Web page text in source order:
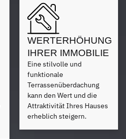
WERTERHÖHUNG
IHRER IMMOBILIE
Eine stilvolle und
funktionale
Terrassenüberdachung
kann den Wert und die
Attraktivität Ihres Hauses
erheblich steigern.